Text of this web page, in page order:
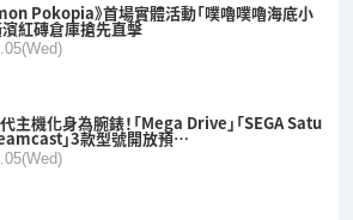
Pokopia》首場實體活動「噗嚕噗嚕海底小
濱紅磚倉庫搶先直擊
主機化身為腕錶！「Mega Drive」「SEGA Satu
」3款型號開放預…